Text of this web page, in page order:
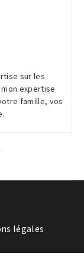
sur les
expertise
famille, vos
légales